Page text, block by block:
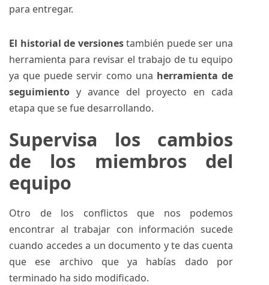
para entregar.
El historial de versionestambién puede ser una
herramienta para revisar el trabajo de tu equipo
ya que puede servir como una herramienta de
seguimiento y avance del proyecto en cada
etapa que se fue desarrollando.
Supervisa los cambios
de los miembros del
equipo
Otro de los conflictos que nos podemos
encontrar al trabajar con información sucede
cuando accedes a un documento y te das cuenta
que ese archivo que ya habías dado por
terminado ha sido modificado.